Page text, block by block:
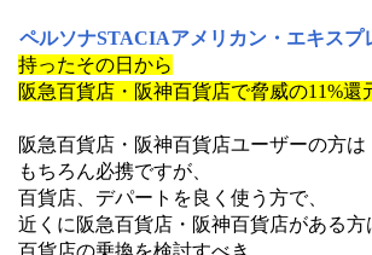
ペルソナSTACIAアメリカン・エキスプ
持ったその日から
阪急百貨店・阪神百貨店で脅威の11%還
阪急百貨店・阪神百貨店ユーザーの方は
もちろん必携ですが、
百貨店、デパートを良く使う方で、
近くに阪急百貨店・阪神百貨店がある方
百貨店の乗換を検討すべき